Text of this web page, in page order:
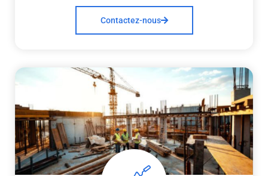
Contactez-nous